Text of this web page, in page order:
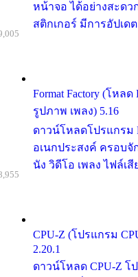
หน้าจอ ได้อย่างสะดว
สติกเกอร์ มีการอัปเด
Format Factory (โหล
รูปภาพ เพลง) 5.16
ดาวน์โหลดโปรแกรม
อเนกประสงค์ ครอบ
นัง วิดีโอ เพลง ไฟล์เ
CPU-Z (โปรแกรม
2.20.1
ดาวน์โหลด CPU-Z โ